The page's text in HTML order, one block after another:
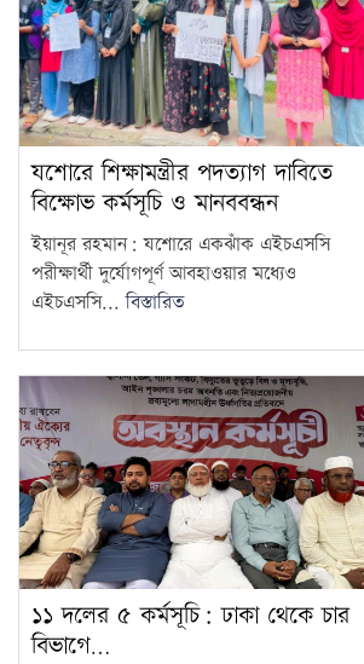
যশোরে শিক্ষামন্ত্রীর পদত্যাগ দাবিতে
বিক্ষোভ কর্মসূচি ও মানববন্ধন
ইয়ানূর রহমান: যশোরে একঝাঁক এইচএসসি
পরীক্ষার্থী দুর্যোগপূর্ণ আবহাওয়ার মধ্যেও
এইচএসসি...বিস্তারিত
১১ দলের ৫ কর্মসূচি: ঢাকা থেকে চার
বিভাগে…